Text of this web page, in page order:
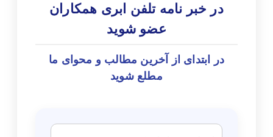
در خبر نامه تلفن ابری همکاران
عضو شوید
در ابتدای از آخرین مطالب و محوای ما
مطلع شوید